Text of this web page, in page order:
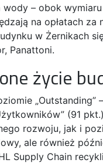
– obok
na opłatach
w Żernikach
Panattoni.
życie
(91
rozwoju, jak i
ale również
Supply Chain